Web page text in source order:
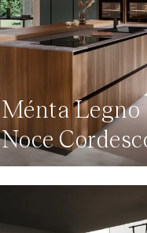
Ménta Legno
Noce